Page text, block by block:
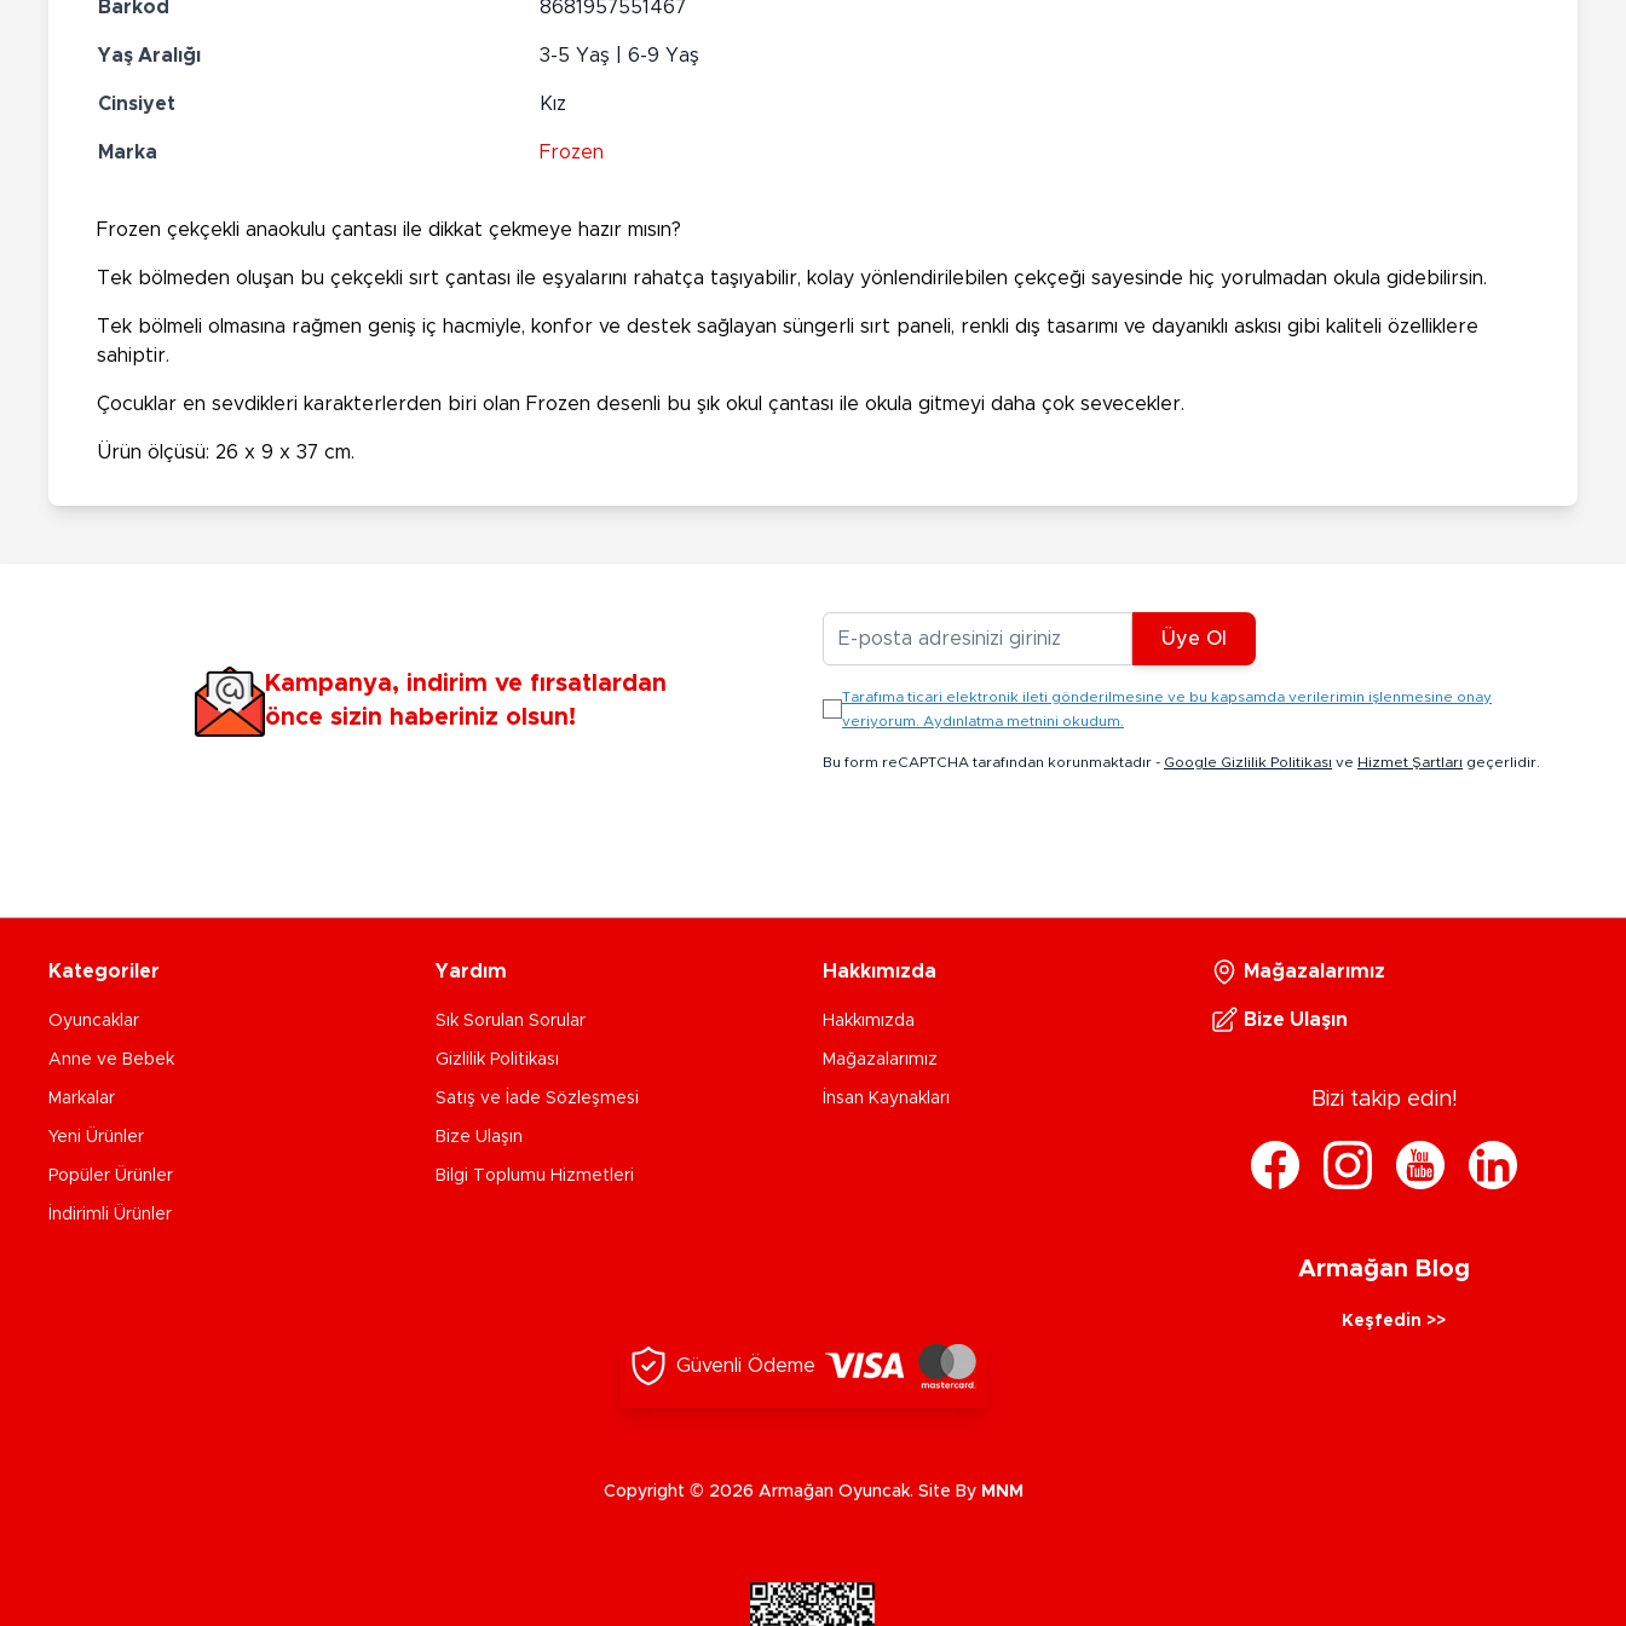
Barkod 8681957551467
Yaş Aralığı 3-5 Yaş | 6-9 Yaş
Cinsiyet Kız
Marka Frozen
Frozen çekçekli anaokulu çantası ile dikkat çekmeye hazır mısın?
Tek bölmeden oluşan bu çekçekli sırt çantası ile eşyalarını rahatça taşıyabilir, kolay yönlendirilebilen çekçeği sayesinde hiç yorulmadan okula gidebilirsin.
Tek bölmeli olmasına rağmen geniş iç hacmiyle, konfor ve destek sağlayan süngerli sırt paneli, renkli dış tasarımı ve dayanıklı askısı gibi kaliteli özelliklere
sahiptir.
Çocuklar en sevdikleri karakterlerden biri olan Frozen desenli bu şık okul çantası ile okula gitmeyi daha çok sevecekler.
Ürün ölçüsü: 26 x 9 x 37 cm.
Kampanya, indirim ve fırsatlardan
önce sizin haberiniz olsun!
Üye Ol
Tarafıma ticari elektronik ileti gönderilmesine ve bu kapsamda verilerimin işlenmesine onay
veriyorum. Aydınlatma metnini okudum.
Bu form reCAPTCHA tarafından korunmaktadır - Google Gizlilik Politikası ve Hizmet Şartları geçerlidir.
Kategoriler
Oyuncaklar
Anne ve Bebek
Markalar
Yeni Ürünler
Popüler Ürünler
İndirimli Ürünler
Yardım
Sık Sorulan Sorular
Gizlilik Politikası
Satış ve İade Sözleşmesi
Bize Ulaşın
Bilgi Toplumu Hizmetleri
Hakkımızda
Hakkımızda
Mağazalarımız
İnsan Kaynakları
Mağazalarımız
Bize Ulaşın
Bizi takip edin!
Armağan Blog
Keşfedin >>
Güvenli Ödeme
Copyright © 2026 Armağan Oyuncak. Site By MNM